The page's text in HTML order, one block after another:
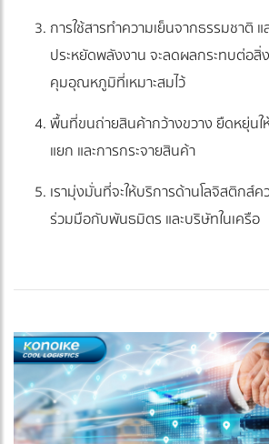
การใช้สารทำความเย็นจากธรรมชาติ แ
ประหยัดพลังงาน จะลดผลกระทบต่อ
คุมอุณหภูมิที่เหมาะสมไว้
พื้นที่ขนถ่ายสินค้ากว้างขวาง ยืดหยุ่น
แยก และการกระจายสินค้า
เรามุ่งมั่นที่จะให้บริการด้านโลจิสติก
ร่วมมือกับพันธมิตร และบริษัทในเครือ